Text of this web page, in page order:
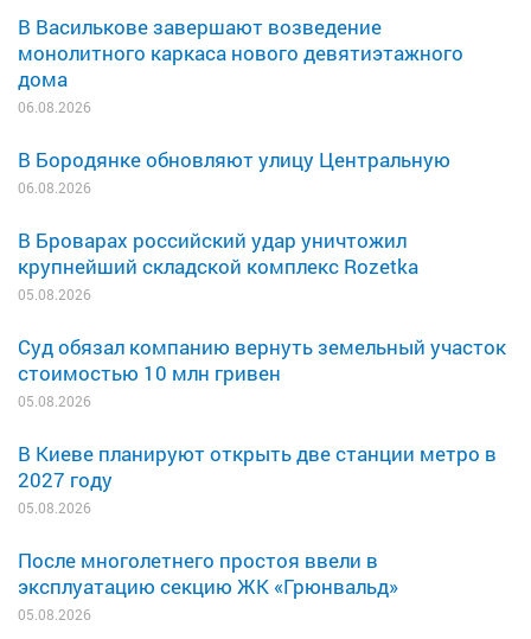
В Василькове завершают возведение
монолитного каркаса нового девятиэтажного
дома
06.08.2026
В Бородянке обновляют улицу Центральную
06.08.2026
В Броварах российский удар уничтожил
крупнейший складской комплекс Rozetka
05.08.2026
Суд обязал компанию вернуть земельный участок
стоимостью 10 млн гривен
05.08.2026
В Киеве планируют открыть две станции метро в
2027 году
05.08.2026
После многолетнего простоя ввели в
эксплуатацию секцию ЖК «Грюнвальд»
05.08.2026